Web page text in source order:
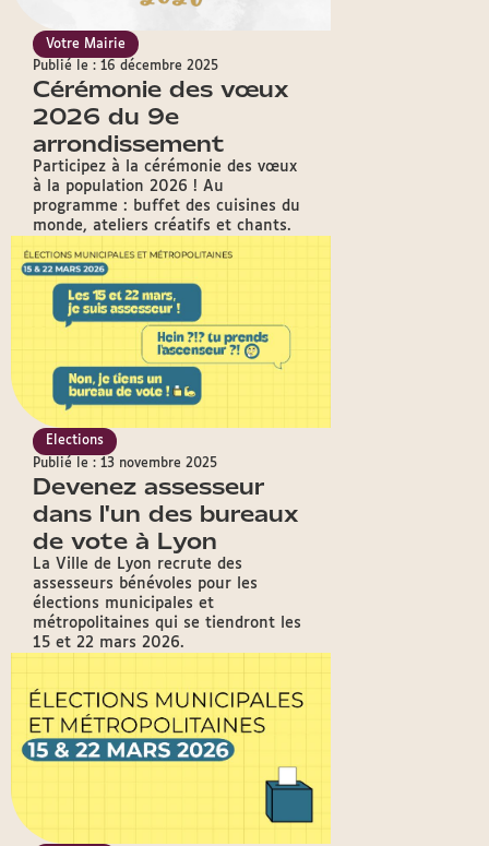
Votre Mairie
Publié le : 16 décembre 2025
Cérémonie des vœux
2026 du 9e
arrondissement
Participez à la cérémonie des vœux
à la population 2026 ! Au
programme : buffet des cuisines du
monde, ateliers créatifs et chants.
Elections
Publié le : 13 novembre 2025
Devenez assesseur
dans l'un des bureaux
de vote à Lyon
La Ville de Lyon recrute des
assesseurs bénévoles pour les
élections municipales et
métropolitaines qui se tiendront les
15 et 22 mars 2026.